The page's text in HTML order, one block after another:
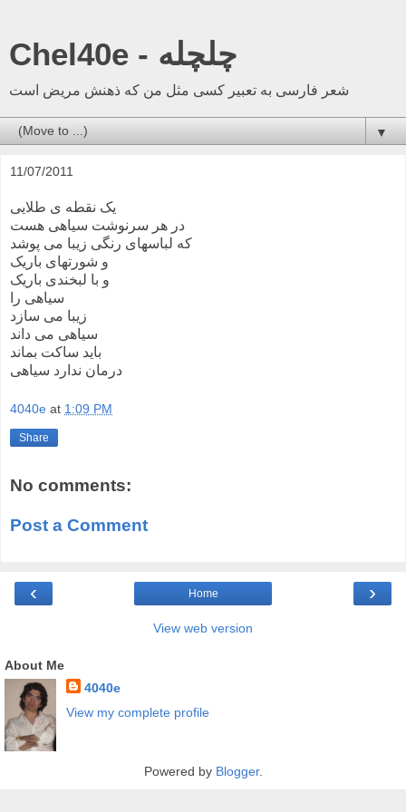
Chel40e - چلچله
شعر فارسی به تعبیر کسی مثل من که ذهنش مریض است
▼
11/07/2011
یک نقطه ی طلایی
در هر سرنوشت سیاهی هست
که لباسهای رنگی زیبا می پوشد
و شورتهای باریک
و با لبخندی باریک
سیاهی را
زیبا می سازد
سیاهی می داند
باید ساکت بماند
درمان ندارد سیاهی
4040e at 1:09 PM
Share
No comments:
Post a Comment
‹ ›
Home
View web version
About Me
4040e
View my complete profile
Powered by Blogger.